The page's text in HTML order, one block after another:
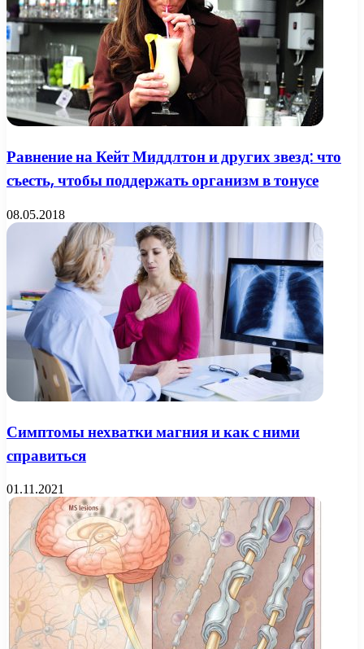
Равнение на Кейт Миддлтон и других звезд: что
съесть, чтобы поддержать организм в тонусе
08.05.2018
Симптомы нехватки магния и как с ними
справиться
01.11.2021